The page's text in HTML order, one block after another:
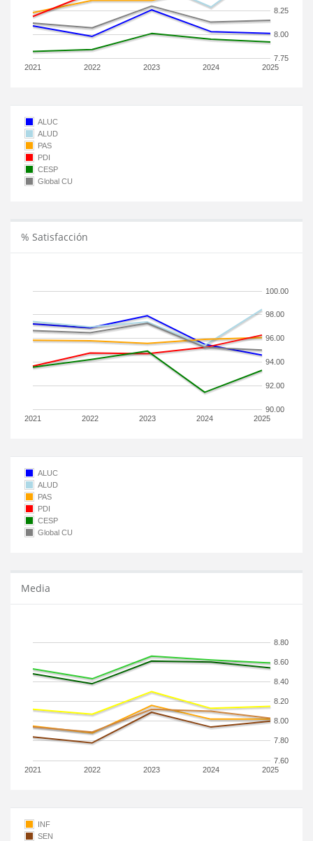
2021 2022 2023 2024 2025
7.75
8.00
8.25
ALUC
ALUD
PAS
PDI
CESP
Global CU
% Satisfacción
2021 2022 2023 2024 2025
90.00
92.00
94.00
96.00
98.00
100.00
ALUC
ALUD
PAS
PDI
CESP
Global CU
Media
2021 2022 2023 2024 2025
7.60
7.80
8.00
8.20
8.40
8.60
8.80
INF
SEN